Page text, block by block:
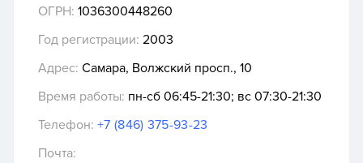
ОГРН: 1036300448260
Год регистрации: 2003
Адрес: Самара, Волжский просп., 10
Время работы: пн-сб 06:45-21:30; вс 07:30-21:30
Телефон: +7 (846) 375-93-23
Почта: